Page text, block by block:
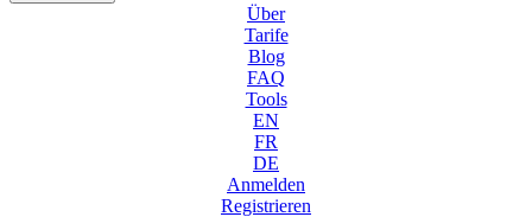
Über
Tarife
Blog
FAQ
Tools
EN
FR
DE
Anmelden
Registrieren